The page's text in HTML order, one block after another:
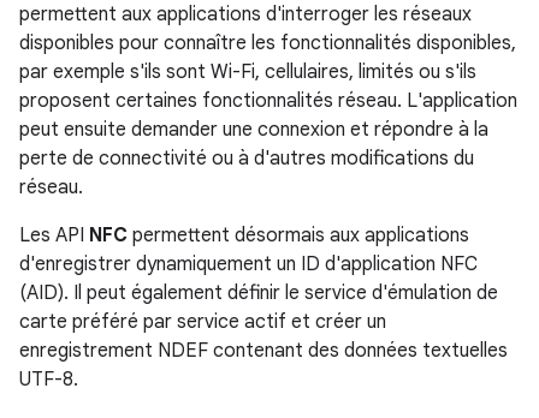
permettent aux applications d'interroger les réseaux
disponibles pour connaître les fonctionnalités disponibles,
par exemple s'ils sont Wi-Fi, cellulaires, limités ou s'ils
proposent certaines fonctionnalités réseau. L'application
peut ensuite demander une connexion et répondre à la
perte de connectivité ou à d'autres modifications du
réseau.
Les API NFC permettent désormais aux applications
d'enregistrer dynamiquement un ID d'application NFC
(AID). Il peut également définir le service d'émulation de
carte préféré par service actif et créer un
enregistrement NDEF contenant des données textuelles
UTF-8.